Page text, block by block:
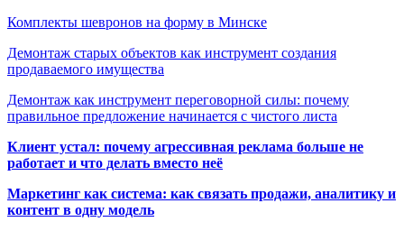
Комплекты шевронов на форму в Минске
Демонтаж старых объектов как инструмент создания
продаваемого имущества
Демонтаж как инструмент переговорной силы: почему
правильное предложение начинается с чистого листа
Клиент устал: почему агрессивная реклама больше не
работает и что делать вместо неё
Маркетинг как система: как связать продажи, аналитику и
контент в одну модель